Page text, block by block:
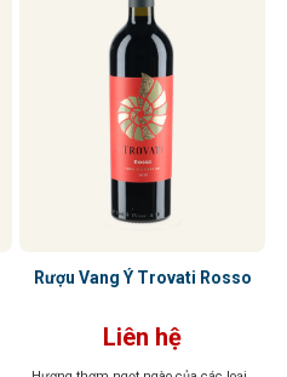
Rượu Vang Ý Trovati Rosso
Liên hệ